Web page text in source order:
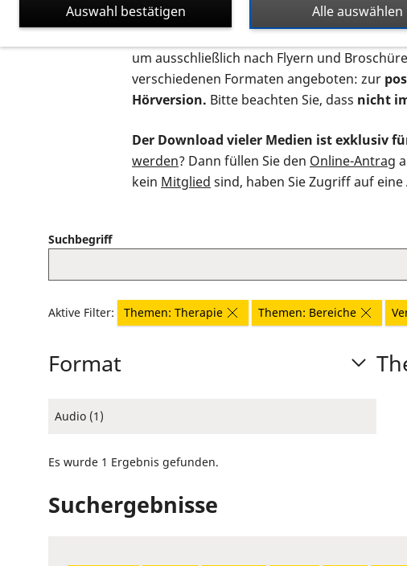
Auf dieser Seite finden Sie sämtliches
um ausschließlich nach Flyern und
verschiedenen Formaten angeboten: zur
Hörversion. Bitte beachten Sie, dass nicht
Der Download vieler Medien ist exklusiv
werden? Dann füllen Sie den Online-Antrag
kein Mitglied sind, haben Sie Zugriff auf
Suchbegriff
Aktive Filter: Themen: Therapie Themen: Bereiche
Format
Audio (1)
Es wurde 1 Ergebnis gefunden.
Suchergebnisse
Alle auswählen
Auswahl bestätigen